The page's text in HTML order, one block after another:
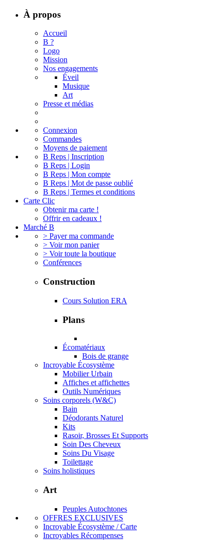
À propos
Accueil
B ?
Logo
Mission
Nos engagements
Éveil
Musique
Art
Presse et médias
Connexion
Commandes
Moyens de paiement
B Reps | Inscription
B Reps | Login
B Reps | Mon compte
B Reps | Mot de passe oublié
B Reps | Termes et conditions
Carte Clic
Obtenir ma carte !
Offrir en cadeaux !
Marché B
> Payer ma commande
> Voir mon panier
> Voir toute la boutique
Conférences
Construction
Cours Solution ERA
Plans
Écomatériaux
Bois de grange
Incroyable Écosystème
Mobilier Urbain
Affiches et affichettes
Outils Numériques
Soins corporels (W&C)
Bain
Déodorants Naturel
Kits
Rasoir, Brosses Et Supports
Soin Des Cheveux
Soins Du Visage
Toilettage
Soins holistiques
Art
Peuples Autochtones
OFFRES EXCLUSIVES
Incroyable Écosystème / Carte
Incroyables Récompenses